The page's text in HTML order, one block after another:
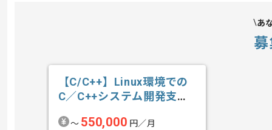
あ
【C/C++】Linux環境での
C／C++システム開発支援
〜 550,000 円／月